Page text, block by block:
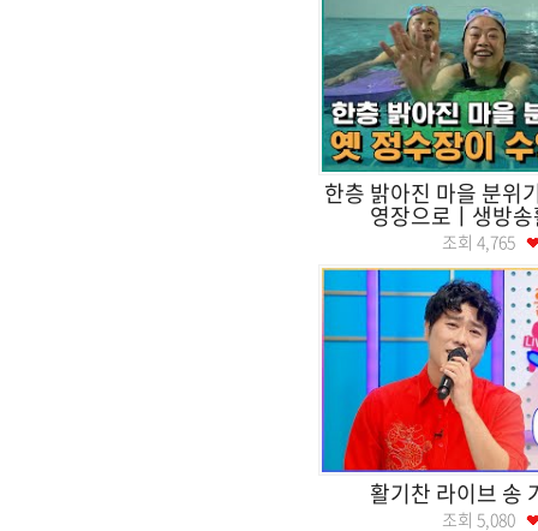
한층 밝아진 마을 분위
영장으로ㅣ생방
조회 4,765
활기찬 라이브 송
조회 5,080